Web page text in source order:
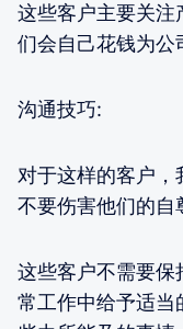
这些客户主要关注
们会自己花钱为公
沟通技巧:
对于这样的客户
不要伤害他们的自
这些客户不需要保
常工作中给予适当